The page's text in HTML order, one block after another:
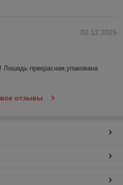
02.12.2025
Лошадь прекрасная,упакована
отзывы